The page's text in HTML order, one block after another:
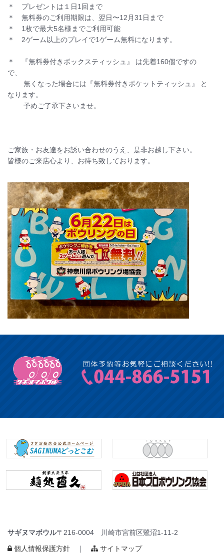
＊ プレゼントは１日1回まで
＊ 無料券のご利用期限は、翌日〜12月31日まで
＊ 1枚で最大5名様までご利用可能
＊ 2ゲーム以上のプレイで1ゲーム無料になります。
＊ 『無料券付きボックスティッシュ』 は先着160個ですの
で、
無くなった場合には『無料券付きポケットティッシュ』 と
なります。
予めご了承下さいませ。
ご家族・お友達をお誘い合わせのうえ、是非お越し下さい。
皆様のご来店心より、お待ち致しております。
サギヌマボウル〒216-0004 川崎市宮前区鷺沼1-11-2
個人情報保護方針 ｜ サイトマップ